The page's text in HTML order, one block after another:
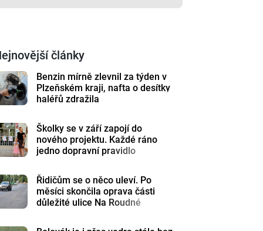
články
Benzin mírně zlevnil za týden v
Plzeňském kraji, nafta o desítky
haléřů zdražila
Školky se v září zapojí do
nového projektu. Každé ráno
jedno dopravní pravidlo
Řidičům se o něco uleví. Po
měsíci skončila oprava části
důležité ulice Na Roudné